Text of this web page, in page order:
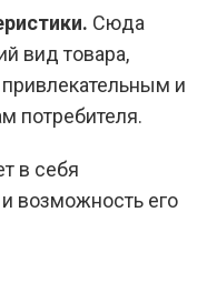
Сюда
вид товара,
и
потребителя.
в себя
возможность его